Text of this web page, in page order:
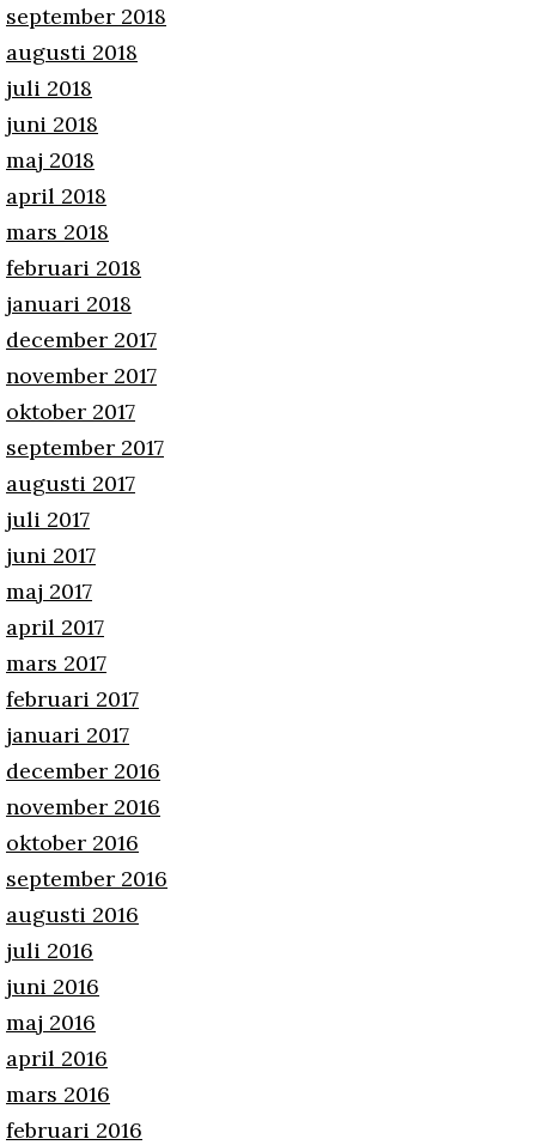
september 2018
augusti 2018
juli 2018
juni 2018
maj 2018
april 2018
mars 2018
februari 2018
januari 2018
december 2017
november 2017
oktober 2017
september 2017
augusti 2017
juli 2017
juni 2017
maj 2017
april 2017
mars 2017
februari 2017
januari 2017
december 2016
november 2016
oktober 2016
september 2016
augusti 2016
juli 2016
juni 2016
maj 2016
april 2016
mars 2016
februari 2016